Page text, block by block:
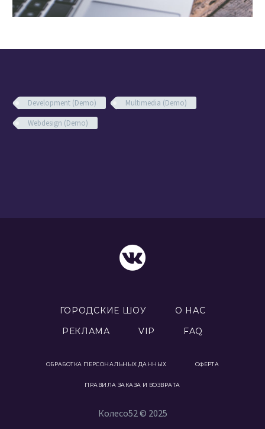
Development (Demo)
Multimedia (Demo)
Webdesign (Demo)
ГОРОДСКИЕ ШОУ
О НАС
РЕКЛАМА
VIP FAQ
ОБРАБОТКА ПЕРСОНАЛЬНЫХ ДАННЫХ ОФЕРТА
ПРАВИЛА ЗАКАЗА И ВОЗВРАТА
Колесо52 © 2025